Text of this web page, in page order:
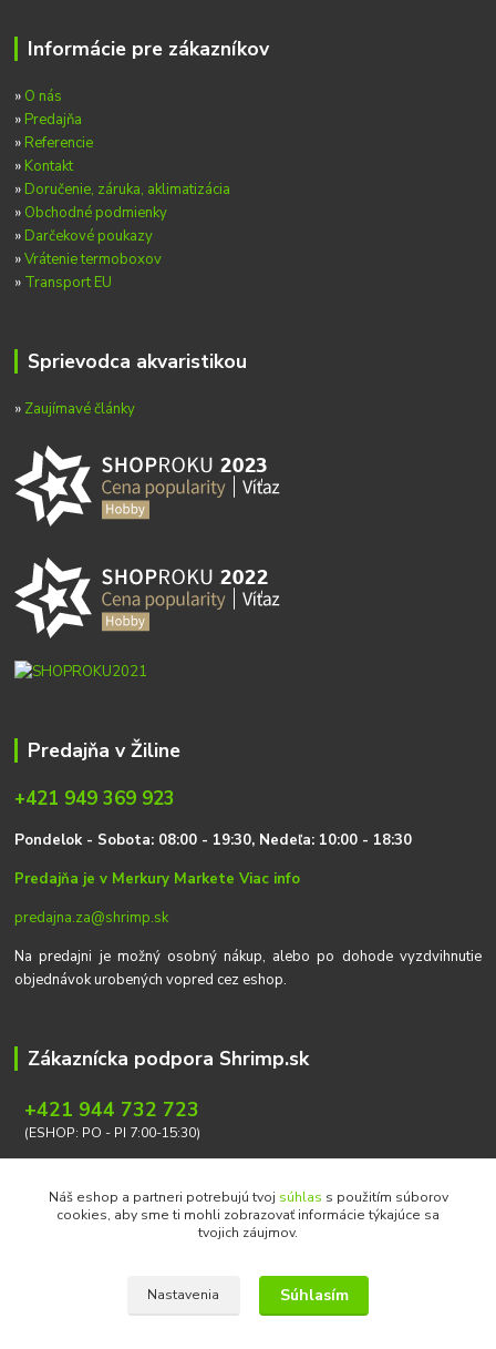
Informácie pre zákazníkov
» O nás
» Predajňa
» Referencie
» Kontakt
» Doručenie, záruka, aklimatizácia
» Obchodné podmienky
» Darčekové poukazy
»Vrátenie termoboxov
» Transport EU
Sprievodca akvaristikou
» Zaujímavé články
Predajňa v Žiline
+421 949 369 923
Pondelok - Sobota: 08:00 - 19:30, Nedeľa: 10:00 - 18:30
Predajňa je v Merkury MarketeViac info
predajna.za@shrimp.sk
Na predajni je možný osobný nákup, alebo po dohode vyzdvihnutie
objednávok urobených vopred cez eshop.
Zákaznícka podpora Shrimp.sk
+421 944 732 723
(ESHOP: PO - PI 7:00-15:30)
Náš eshop a partneri potrebujú tvoj súhlas s použitím súborov
cookies, aby sme ti mohli zobrazovať informácie týkajúce sa
tvojich záujmov.
Nastavenia Súhlasím